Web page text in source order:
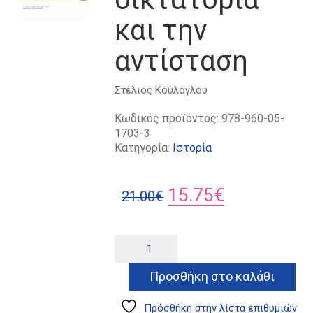
και την
αντίσταση
Στέλιος Κούλογλου
Κωδικός προϊόντος:978-960-05-
1703-3
Κατηγορία: Ιστορία
21.00€ Original
21.00€.
15.75€
είναι:
15.75€.
δικτατορία
και
την
Προσθήκη στο καλάθι
Πρόσθήκη στην λίστα επιθυμιών